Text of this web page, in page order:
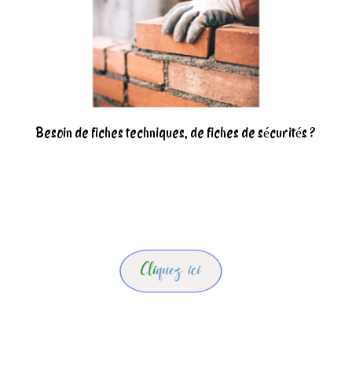
Besoin de fiches techniques, de fiches de sécurités ?